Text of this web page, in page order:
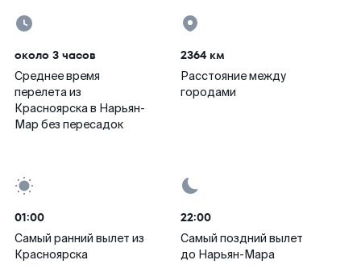
около 3 часов
Среднее время
перелета из
Красноярска в Нарьян-
Мар без пересадок
2364 км
Расстояние между
городами
01:00
Самый ранний вылет из
Красноярска
22:00
Самый поздний вылет
до Нарьян-Мара